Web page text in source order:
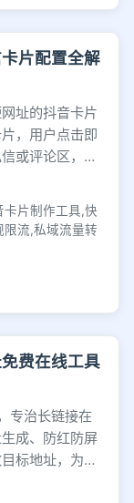
片配置全解
址的抖音卡片
，用户点击即
或评论区，既
片制作工具,快
流,私域流量转
费在线工具
专治长链接在
成、防红防屏
标地址，为个